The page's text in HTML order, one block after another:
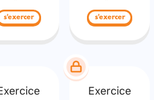
s'exercer s'exercer
Exercice